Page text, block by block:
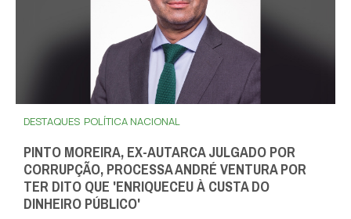
DESTAQUES POLÍTICA NACIONAL
PINTO MOREIRA, EX-AUTARCA JULGADO POR
CORRUPÇÃO, PROCESSA ANDRÉ VENTURA POR
TER DITO QUE 'ENRIQUECEU À CUSTA DO
DINHEIRO PÚBLICO'